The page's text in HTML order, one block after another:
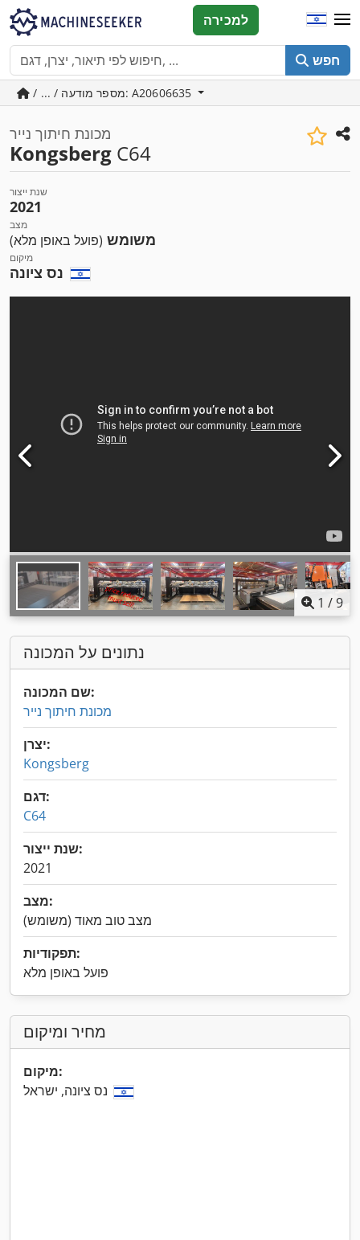
חפש
למכירה
/ ... / מספר מודעה: A20606635
מכונת חיתוך נייר
Kongsberg C64
שנת ייצור
2021
מצב
משומש (פועל באופן מלא)
מיקום
1 /9
נתונים על המכונה
שם המכונה:
מכונת חיתוך נייר
יצרן:
Kongsberg
דגם:
C64
שנת ייצור:
2021
מצב:
מצב טוב מאוד (משומש)
תפקודיות:
פועל באופן מלא
מחיר ומיקום
מיקום: